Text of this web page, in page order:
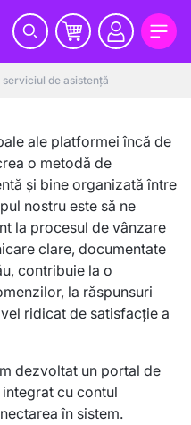
de asistență
ale platformei încă de
o metodă de
și bine organizată între
nostru este să ne
la procesul de vânzare
clare, documentate
contribuie la o
la răspunsuri
ridicat de satisfacție a
dezvoltat un portal de
cu contul
în sistem.